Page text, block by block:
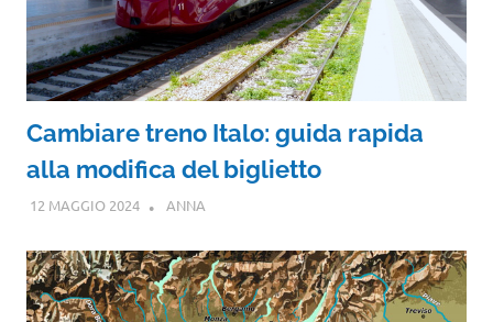
Cambiare treno Italo: guida rapida
alla modifica del biglietto
12 MAGGIO 2024 ANNA